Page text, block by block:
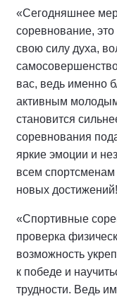
«Сегодняшнее
соревнование,
свою силу духа,
вас, ведь именно
активным
становится
соревнования
яркие эмоции и
всем спортсменам
новых
«Спортивные
проверка
возможность
к победе и
трудности. Ведь